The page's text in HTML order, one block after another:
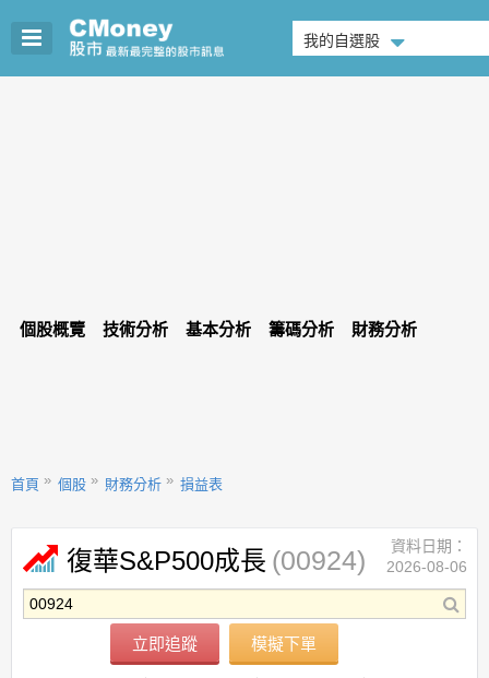
我的自選股
個股概覽 技術分析 基本分析 籌碼分析 財務分析
首頁 個股 財務分析 損益表
復華S&P500成長 (00924)
立即追蹤 模擬下單
資料日期：
2026-08-06